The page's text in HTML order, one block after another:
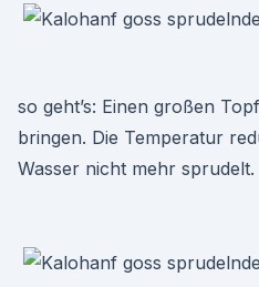
so geht’s: Einen großen
bringen. Die Temperatur
Wasser nicht mehr sprudelt.